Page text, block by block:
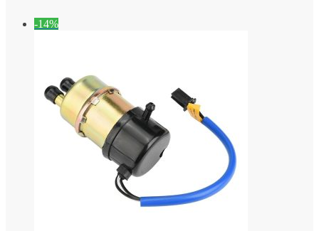
-14%